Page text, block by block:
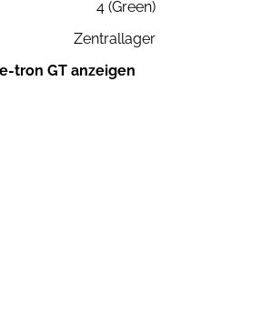
4 (Green)
Zentrallager
tron GT anzeigen